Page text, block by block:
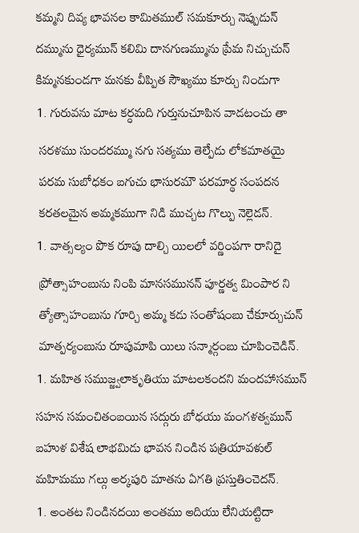
కమ్మని దివ్య భావనల కామితముల్ సమకూర్చు నెప్పుడున్
దమ్మును ధైర్యమున్ కలిమి దానగుణమ్మును ప్రేమ నిచ్చుచున్
కిమ్మనకుండగా మనకు వీప్పిత సౌఖ్యము కూర్చు నిండుగా
గురువను మాట కర్ధమది గుర్తునుచూపిన వాడటంచు తా
సరళము సుందరమ్ము నగు సత్యము తెల్పేడు లోకమాతయై
పరమ సుబోధకం బగుచు భాసురమౌ పరమార్థ సంపదన
కరతలమైన అమ్మకముగా నిడి ముచ్చట గొల్పు నెల్లెడన్.
వాత్సల్యం పొక రూపు దాల్చి యిలలో వర్ణింపగా రానిదై
ప్రోత్సాహంబును నింపి మానసమునన్ పూర్ణత్వ మింపార ని
త్యోత్సాహంబును గూర్చి అమ్మ కడు సంతోషంబు చేకూర్చుచున్
మాత్పర్యంబును రూపుమాపి యిలు సన్మార్గంబు చూపించెడిన్.
మహిత సముజ్జ్వలాకృతియు మాటలకందని మందహాసమున్
సహన సమంచితంబయిన సద్గురు బోధయు మంగళత్వమున్
బహుళ విశేష లాభమిడు భావన నిండిన పత్రియావళుల్
మహిమము గల్గు అర్కపురి మాతను ఏగతి ప్రస్తుతించెదన్.
అంతట నిండినదయి అంతము ఆదియు లేనియట్టిదా